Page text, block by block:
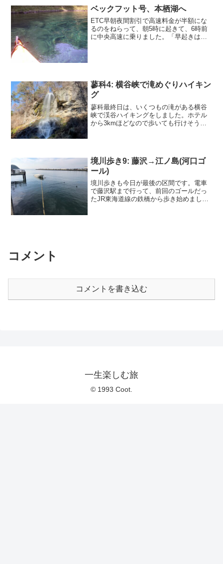
柄SAで朝食を食べ終わった頃には、すっ
かり無くなっていました...
ベックフット号、本栖湖へ
ETC早朝夜間割引で高速料金が半額にな
るのをねらって、朝5時に起きて、6時前
に中央高速に乗りました。「早起きは三
蓼科4: 横谷峡で滝めぐりハイキン
グ
蓼科最終日は、いくつもの滝がある横谷
峡で渓谷ハイキングをしました。ホテル
から3kmほどなので歩いても行けそうで
入ってまず最初に、青...
境川歩き9: 藤沢→江ノ島(河口ゴ
ール)
境川歩きも今日が最後の区間です。電車
で藤沢駅まで行って、前回のゴールだっ
たJR東海道線の鉄橋から歩き始めまし
コメント
コメントを書き込む
一生楽しむ旅
© 1993 Coot.